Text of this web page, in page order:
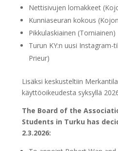
Nettisivujen lomakkeet
Kunniaseuran kokous
Pikkulaskiainen (Torniainen)
Turun KY:n uusi Instagram-
Prieur)
Lisäksi keskusteltiin
käyttöoikeudesta syksyllä
The Board of the
Students in Turku has
2.3.2026: